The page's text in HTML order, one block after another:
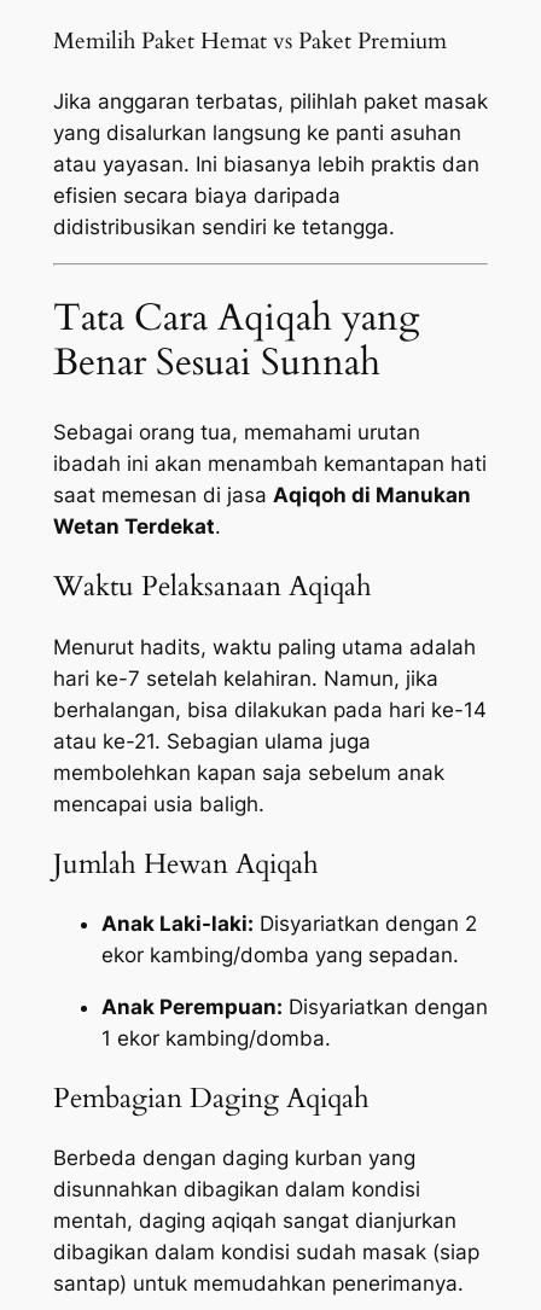
Memilih Paket Hemat vs Paket Premium
Jika anggaran terbatas, pilihlah paket masak
yang disalurkan langsung ke panti asuhan
atau yayasan. Ini biasanya lebih praktis dan
efisien secara biaya daripada
didistribusikan sendiri ke tetangga.
Tata Cara Aqiqah yang
Benar Sesuai Sunnah
Sebagai orang tua, memahami urutan
ibadah ini akan menambah kemantapan hati
saat memesan di jasa Aqiqoh di Manukan
Wetan Terdekat.
Waktu Pelaksanaan Aqiqah
Menurut hadits, waktu paling utama adalah
hari ke-7 setelah kelahiran. Namun, jika
berhalangan, bisa dilakukan pada hari ke-14
atau ke-21. Sebagian ulama juga
membolehkan kapan saja sebelum anak
mencapai usia baligh.
Jumlah Hewan Aqiqah
Anak Laki-laki: Disyariatkan dengan 2
ekor kambing/domba yang sepadan.
Anak Perempuan: Disyariatkan dengan
1 ekor kambing/domba.
Pembagian Daging Aqiqah
Berbeda dengan daging kurban yang
disunnahkan dibagikan dalam kondisi
mentah, daging aqiqah sangat dianjurkan
dibagikan dalam kondisi sudah masak (siap
santap) untuk memudahkan penerimanya.